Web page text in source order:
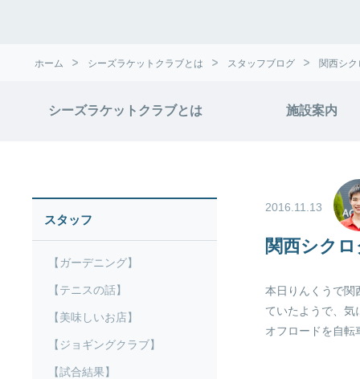
ホーム シーズラケットクラブとは スタッフブログ 関西シ
シーズラケットクラブとは 施設案内
2016.11.13
関西シク
本日りんくうで関
ていたようで、気
オフロードを自転
スタッフ
【ガーデニング】
【テニスの話】
【美味しいお店】
【ジョギングクラブ】
【試合結果】